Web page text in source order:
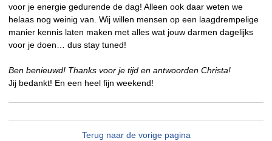
voor je energie gedurende de dag! Alleen ook daar weten we
helaas nog weinig van. Wij willen mensen op een laagdrempelige
manier kennis laten maken met alles wat jouw darmen dagelijks
voor je doen… dus stay tuned!
Ben benieuwd! Thanks voor je tijd en antwoorden Christa!
Jij bedankt! En een heel fijn weekend!
Terug naar de vorige pagina